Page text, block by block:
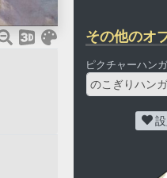
その他のオ
ピクチャーハン
のこぎりハン